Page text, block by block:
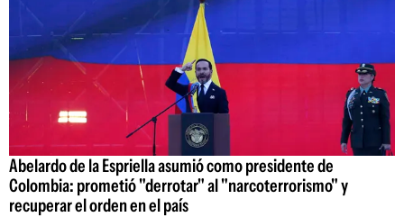
Abelardo de la Espriella asumió como presidente de
Colombia: prometió "derrotar" al "narcoterrorismo" y
recuperar el orden en el país